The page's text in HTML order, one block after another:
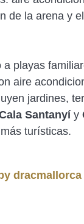
de la arena y
a playas
aire
jardines,
Santanyí y
turísticas.